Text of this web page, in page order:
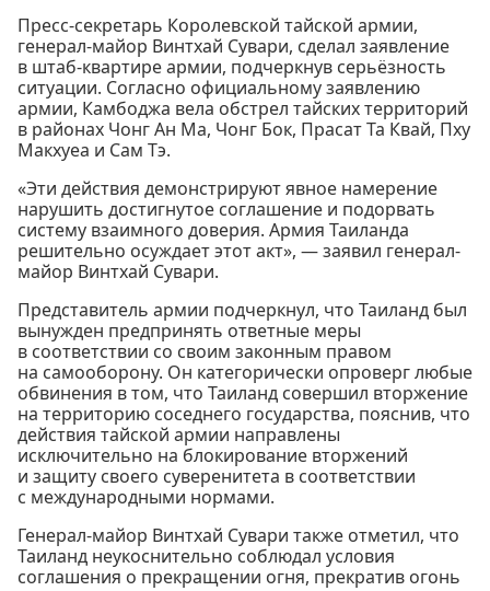
Пресс-секретарь Королевской тайской армии,
генерал-майор Винтхай Сувари, сделал заявление
в штаб-квартире армии, подчеркнув серьёзность
ситуации. Согласно официальному заявлению
армии, Камбоджа вела обстрел тайских территорий
в районах Чонг Ан Ма, Чонг Бок, Прасат Та Квай, Пху
Макхуеа и Сам Тэ.
«Эти действия демонстрируют явное намерение
нарушить достигнутое соглашение и подорвать
систему взаимного доверия. Армия Таиланда
решительно осуждает этот акт», — заявил генерал-
майор Винтхай Сувари.
Представитель армии подчеркнул, что Таиланд был
вынужден предпринять ответные меры
в соответствии со своим законным правом
на самооборону. Он категорически опроверг любые
обвинения в том, что Таиланд совершил вторжение
на территорию соседнего государства, пояснив, что
действия тайской армии направлены
исключительно на блокирование вторжений
и защиту своего суверенитета в соответствии
с международными нормами.
Генерал-майор Винтхай Сувари также отметил, что
Таиланд неукоснительно соблюдал условия
соглашения о прекращении огня, прекратив огонь